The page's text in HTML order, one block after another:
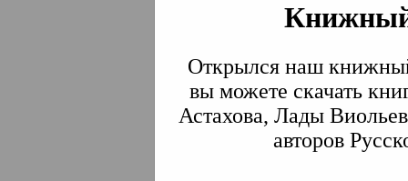
Открылся наш
вы можете скачать
Астахова, Лады
авторов
Институт
Традиции СВА